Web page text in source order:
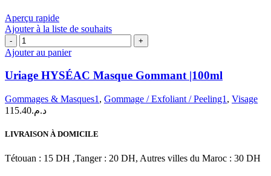
40ml
Aperçu rapide
Ajouter à la liste de souhaits
quantité
de
HYSÉAC
Masque
Gommant
|100ml
Ajouter au panier
Uriage HYSÉAC Masque Gommant |100ml
Gommages & Masques1 , Gommage / Exfoliant / Peeling1 , Visage
د.م.115.40
LIVRAISON À DOMICILE
Tétouan : 15 DH ,Tanger : 20 DH, Autres villes du Maroc : 30 DH